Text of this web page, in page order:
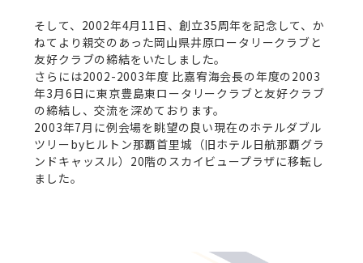
そして、2002年4月11日、創立35周年を記念して、か
ねてより親交のあった岡山県井原ロータリークラブと
友好クラブの締結をいたしました。
さらには2002-2003年度 比嘉宥海会長の年度の2003
年3月6日に東京豊島東ロータリークラブと友好クラブ
の締結し、交流を深めております。
2003年7月に例会場を眺望の良い現在のホテルダブル
ツリーbyヒルトン那覇首里城（旧ホテル日航那覇グラ
ンドキャッスル）20階のスカイビュープラザに移転し
ました。